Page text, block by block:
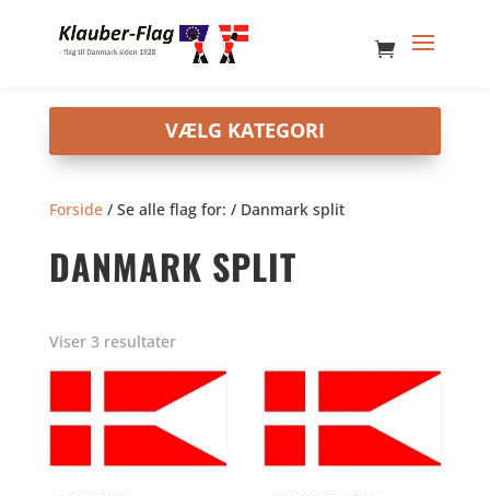
Forside/ Se alle flag for: / Danmark split
DANMARK SPLIT
Viser 3 resultater